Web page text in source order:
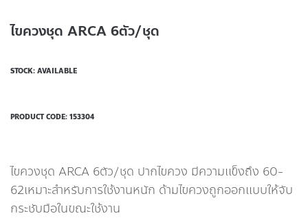
ไขควงชุด ARCA 6ตัว/ชุด
STOCK: AVAILABLE
PRODUCT CODE: 153304
ไขควงชุด ARCA 6ตัว/ชุด ปากไขควง มีความแข็งถึง 60-
62เหมาะสำหรับการใช้งานหนัก ด้ามไขควงถูกออกแบบให้จับ
กระชับมือในขณะใช้งาน